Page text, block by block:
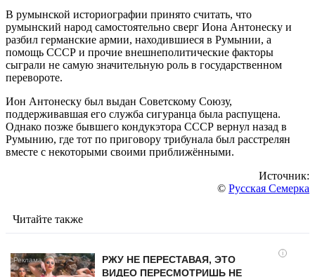
В румынской историографии принято считать, что
румынский народ самостоятельно сверг Иона Антонеску и
разбил германские армии, находившиеся в Румынии, а
помощь СССР и прочие внешнеполитические факторы
сыграли не самую значительную роль в государственном
перевороте.
Ион Антонеску был выдан Советскому Союзу,
поддерживавшая его служба сигуранца была распущена.
Однако позже бывшего кондукэтора СССР вернул назад в
Румынию, где тот по приговору трибунала был расстрелян
вместе с некоторыми своими приближёнными.
Источник:
© Русская Семерка
Читайте также
i
РЖУ НЕ ПЕРЕСТАВАЯ, ЭТО
ВИДЕО ПЕРЕСМОТРИШЬ НЕ